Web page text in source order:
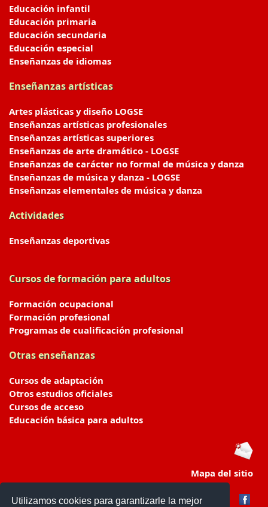
Utilizamos cookies para garantizarle la mejor
Educación infantil
Educación primaria
Educación secundaria
Educación especial
Enseñanzas de idiomas
Enseñanzas artísticas
Artes plásticas y diseño LOGSE
Enseñanzas artísticas profesionales
Enseñanzas artísticas superiores
Enseñanzas de arte dramático - LOGSE
Enseñanzas de carácter no formal de música y danza
Enseñanzas de música y danza - LOGSE
Enseñanzas elementales de música y danza
Actividades
Enseñanzas deportivas
Cursos de formación para adultos
Formación ocupacional
Formación profesional
Programas de cualificación profesional
Otras enseñanzas
Cursos de adaptación
Otros estudios oficiales
Cursos de acceso
Educación básica para adultos
Mapa del sitio